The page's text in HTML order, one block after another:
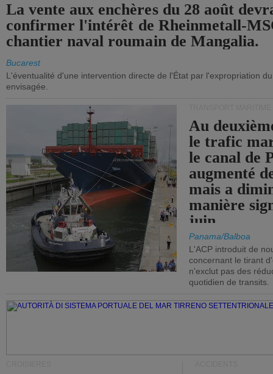
La vente aux enchères du 28 août
confirmer l'intérêt de Rheinmetall-
chantier naval roumain de Mangalia.
Bucarest
L'éventualité d'une intervention directe de l'État par l'expropriation
envisagée.
Au
le trafic
le canal de
augmenté
mais a
manière
juin.
Panama/Balboa
L'ACP introduit de
concernant le tirant
n'exclut pas des
quotidien de transits.